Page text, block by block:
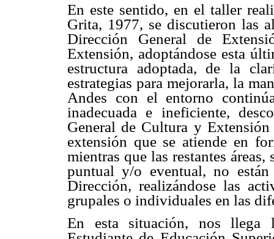
En este sentido, en el taller
Grita, 1977, se discutieron las
Dirección General de
Extensión, adoptándose esta
estructura adoptada, de la
estrategias para mejorarla, la
Andes con el entorno
inadecuada e ineficiente,
General de Cultura y
extensión que se atiende en
mientras que las restantes
puntual y/o eventual, no
Dirección, realizándose las
grupales o individuales en las
En esta situación, nos llega